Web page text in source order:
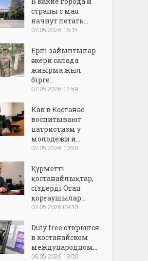
страны с мая
начнут летать...
07.05.2026 16:15
Ерлі зайыптылар
әскери салада
жиырма жыл
бірге...
07.05.2026 12:59
Как в Костанае
воспитывают
патриотизм у
молодежи и...
07.05.2026 10:50
Құрметті
қостанайлықтар,
сіздерді Отан
қорғаушылар...
07.05.2026 09:10
Duty free открылся
в костанайском
международном...
06.05.2026 19:00